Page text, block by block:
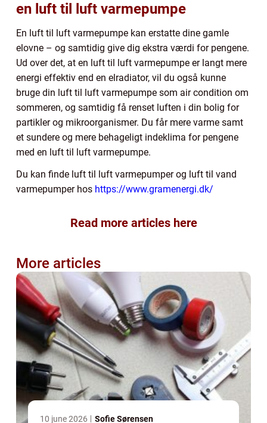
en luft til luft varmepumpe
En luft til luft varmepumpe kan erstatte dine gamle
elovne – og samtidig give dig ekstra værdi for pengene.
Ud over det, at en luft til luft varmepumpe er langt mere
energi effektiv end en elradiator, vil du også kunne
bruge din luft til luft varmepumpe som air condition om
sommeren, og samtidig få renset luften i din bolig for
partikler og mikroorganismer. Du får mere varme samt
et sundere og mere behageligt indeklima for pengene
med en luft til luft varmepumpe.
Du kan finde luft til luft varmepumper og luft til vand
varmepumper hos https://www.gramenergi.dk/
Read more articles here
More articles
10 june 2026 Sofie Sørensen